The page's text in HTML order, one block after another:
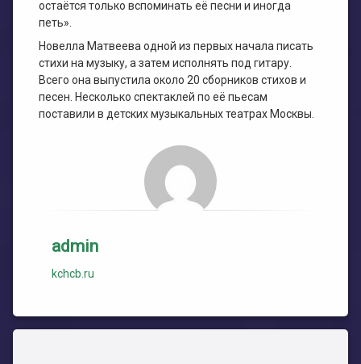
остаётся только вспоминать её песни и иногда
петь».
Новелла Матвеева одной из первых начала писать
стихи на музыку, а затем исполнять под гитару.
Всего она выпустила около 20 сборников стихов и
песен. Несколько спектаклей по её пьесам
поставили в детских музыкальных театрах Москвы.
admin
kchcb.ru